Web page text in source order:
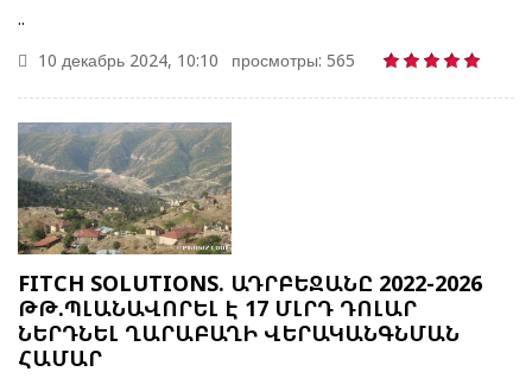
..
10 декабрь 2024, 10:10
просмотры: 565
FITCH SOLUTIONS. ԱԴՐԲԵՋԱՆԸ 2022-2026
ԹԹ.ՊԼԱՆԱՎՈՐԵԼ Է 17 ՄԼՐԴ ԴՈԼԱՐ
ՆԵՐԴՆԵԼ ՂԱՐԱԲԱՂԻ ՎԵՐԱԿԱՆԳՆՄԱՆ
ՀԱՄԱՐ